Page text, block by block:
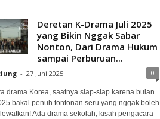
Deretan K-Drama Juli 2025
yang Bikin Nggak Sabar
Nonton, Dari Drama Hukum
sampai Perburuan...
- 27 Juni 2025 0
drama Korea, saatnya siap-siap karena bulan
bakal penuh tontonan seru yang nggak boleh
Ada drama sekolah, kisah pengacara